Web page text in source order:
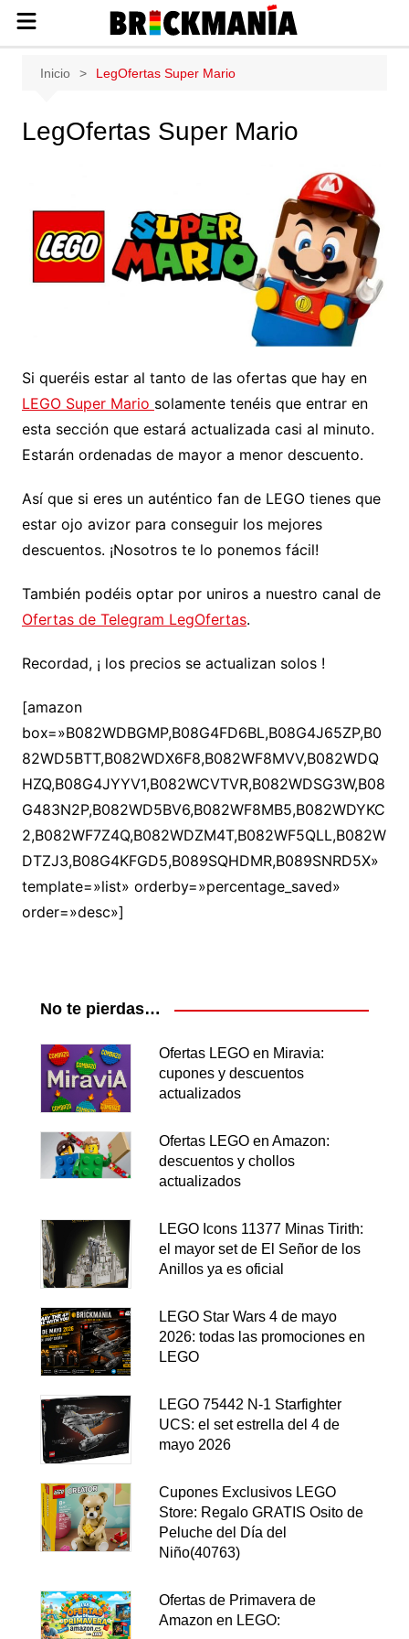
sobre las construcciones LEGO: Star
Creator.
Inicio LegOfertas Super Mario
LegOfertas Super Mario
Si queréis estar al tanto de las ofertas que hay en
LEGO Super Mario solamente tenéis que entrar en
esta sección que estará actualizada casi al minuto.
Estarán ordenadas de mayor a menor descuento.
Así que si eres un auténtico fan de LEGO tienes que
estar ojo avizor para conseguir los mejores
descuentos. ¡Nosotros te lo ponemos fácil!
También podéis optar por uniros a nuestro canal de
Ofertas de Telegram LegOfertas.
Recordad, ¡ los precios se actualizan solos !
[amazon
box=»B082WDBGMP,B08G4FD6BL,B08G4J65ZP,B0
82WD5BTT,B082WDX6F8,B082WF8MVV,B082WDQ
HZQ,B08G4JYYV1,B082WCVTVR,B082WDSG3W,B08
G483N2P,B082WD5BV6,B082WF8MB5,B082WDYKC
2,B082WF7Z4Q,B082WDZM4T,B082WF5QLL,B082W
DTZJ3,B08G4KFGD5,B089SQHDMR,B089SNRD5X»
template=»list» orderby=»percentage_saved»
order=»desc»]
No te pierdas…
Ofertas LEGO en Miravia:
cupones y descuentos
actualizados
Ofertas LEGO en Amazon:
descuentos y chollos
actualizados
LEGO Icons 11377 Minas Tirith:
el mayor set de El Señor de los
Anillos ya es oficial
LEGO Star Wars 4 de mayo
2026: todas las promociones en
LEGO
LEGO 75442 N-1 Starfighter
UCS: el set estrella del 4 de
mayo 2026
Cupones Exclusivos LEGO
Store: Regalo GRATIS Osito de
Peluche del Día del
Niño(40763)
Ofertas de Primavera de
Amazon en LEGO: